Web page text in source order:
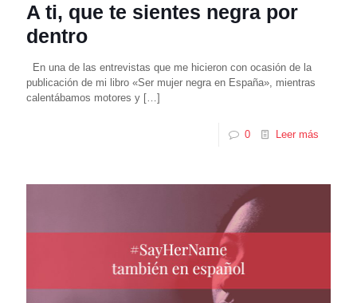
A ti, que te sientes negra por
dentro
En una de las entrevistas que me hicieron con ocasión de la
publicación de mi libro «Ser mujer negra en España», mientras
calentábamos motores y […]
0 Leer más